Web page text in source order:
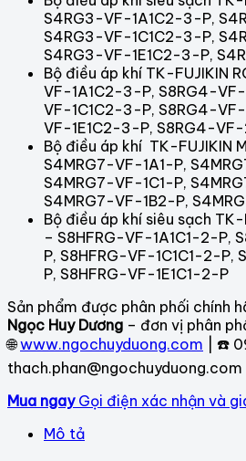
S4RG3-VF-1A1C2-3-P,
S4RG3-VF-1C1C2-3-P,
S4RG3-VF-1E1C2-3-P,
Bộ điều áp khí TK-FUJIKIN
VF-1A1C2-3-P, S8RG4-
VF-1C1C2-3-P, S8RG4-
VF-1E1C2-3-P, S8RG4-
Bộ điều áp khí TK-FUJIKIN
S4MRG7-VF-1A1-P,
S4MRG7-VF-1C1-P,
S4MRG7-VF-1B2-P,
Bộ điều áp khí siêu sạch TK-
– S8HFRG-VF-1A1C1-2-P,
P, S8HFRG-VF-1C1C1-2-P,
P, S8HFRG-VF-1E1C1-2-P
Sản phẩm được phân phối chính
Ngọc Huy Dương – đơn vị phân
🌐www.ngochuyduong.com | ☎️
thach.phan@ngochuyduong.com
Mua ngay Gọi điện xác nhận và
Mô tả